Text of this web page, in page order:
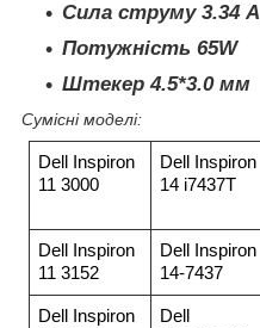
Сила струму 3.34 A
Потужність 65W
Штекер 4.5*3.0 мм
Сумісні моделі:
Dell Inspiron
11 3000
Dell Inspiron
14 i7437T
Dell Inspiron
11 3152
Dell Inspiron
14-7437
Dell Inspiron
Dell